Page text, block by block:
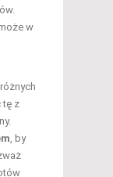
w
tę z
, by